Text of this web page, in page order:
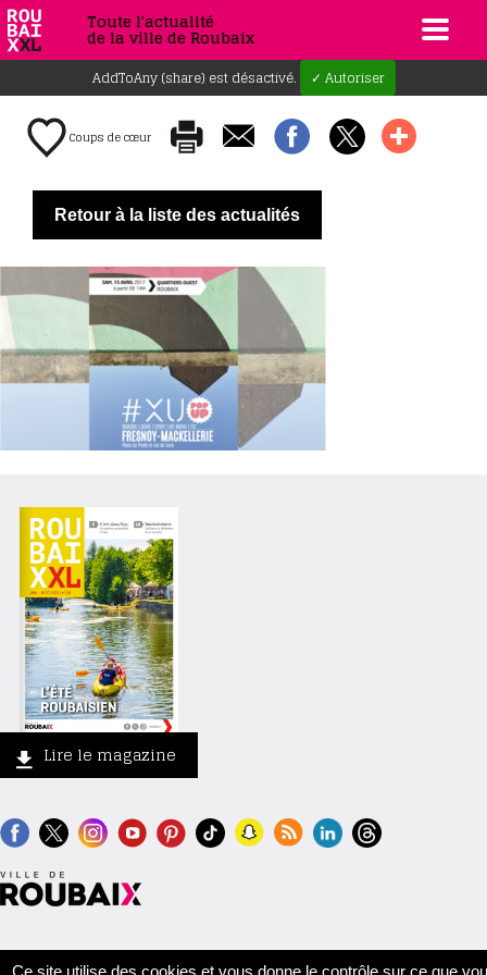
Toute l'actualité
de la ville de Roubaix
AddToAny (share) est désactivé. ✓ Autoriser
Coups de cœur
Retour à la liste des actualités
Lire le magazine
Contact Crédits Mentions légales Accessibilité
Ce site utilise des cookies et vous donne le contrôle sur ce que